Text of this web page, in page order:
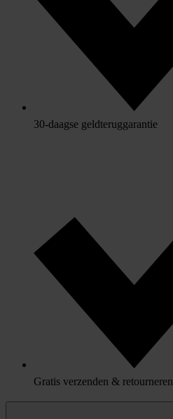
30-daagse geldteruggarantie
Gratis verzenden & retourneren